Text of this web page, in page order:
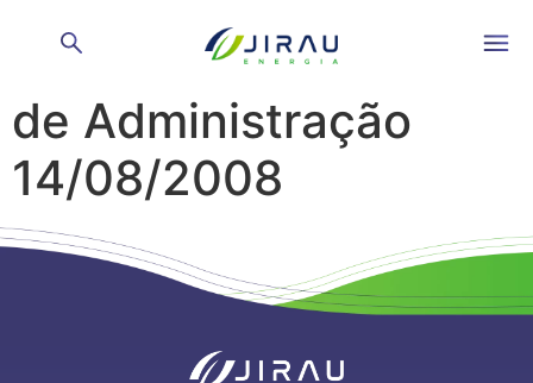
Reunião do Conselho
de Administração
14/08/2008